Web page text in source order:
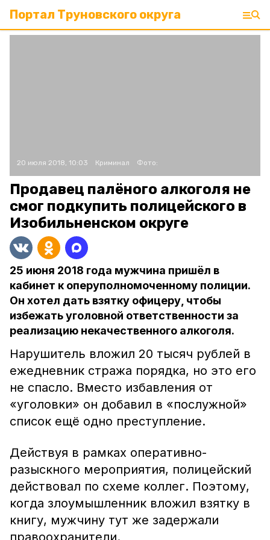
Портал Труновского округа
20 июля 2018, 10:03 Криминал Фото:
Продавец палёного алкоголя не
смог подкупить полицейского в
Изобильненском округе
25 июня 2018 года мужчина пришёл в
кабинет к оперуполномоченному полиции.
Он хотел дать взятку офицеру, чтобы
избежать уголовной ответственности за
реализацию некачественного алкоголя.
Нарушитель вложил 20 тысяч рублей в
ежедневник стража порядка, но это его
не спасло. Вместо избавления от
«уголовки» он добавил в «послужной»
список ещё одно преступление.
Действуя в рамках оперативно-
разыскного мероприятия, полицейский
действовал по схеме коллег. Поэтому,
когда злоумышленник вложил взятку в
книгу, мужчину тут же задержали
правоохранители.